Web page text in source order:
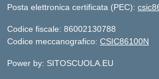
Posta elettronica certificata (PEC):
Codice fiscale: 86002130788
Codice meccanografico: CSIC86100N
Power by: SITOSCUOLA.EU